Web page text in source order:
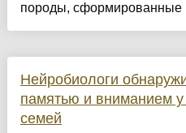
породы, сформированные
Нейробиологи
памятью и вниманием
семей